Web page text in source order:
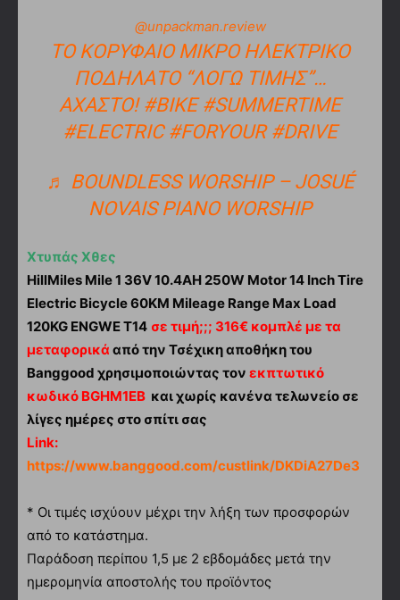
@unpackman.review
ΤΟ ΚΟΡΥΦΑΙΟ ΜΙΚΡΌ ΗΛΕΚΤΡΙΚΌ
ΠΟΔΉΛΑΤΟ “ΛΟΓΩ ΤΙΜΗΣ”…
ΆΧΑΣΤΟ! #BIKE #SUMMERTIME
#ELECTRIC #FORYOUR #DRIVE
♬ BOUNDLESS WORSHIP – JOSUÉ
NOVAIS PIANO WORSHIP
Χτυπάς Χθες
HillMiles Mile 1 36V 10.4AH 250W Motor 14 Inch Tire
Electric Bicycle 60KM Mileage Range Max Load
120KG ENGWE T14 σε τιμή;;; 316€ κομπλέ με τα
μεταφορικά από την Τσέχικη αποθήκη του
Banggood χρησιμοποιώντας τον εκπτωτικό
κωδικό BGHM1EB και χωρίς κανένα τελωνείο σε
λίγες ημέρες στο σπίτι σας
Link:
https://www.banggood.com/custlink/DKDiA27De3
* Οι τιμές ισχύουν μέχρι την λήξη των προσφορών
από το κατάστημα.
Παράδοση περίπου 1,5 με 2 εβδομάδες μετά την
ημερομηνία αποστολής του προϊόντος